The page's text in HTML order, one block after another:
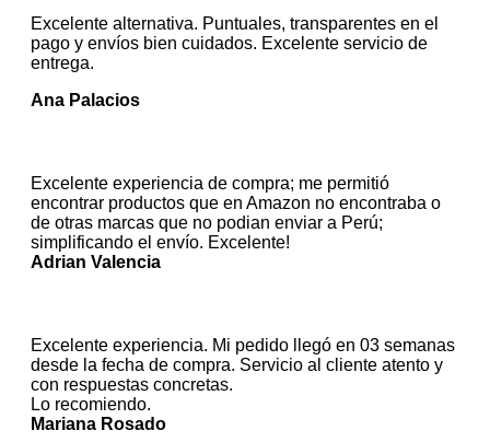
Excelente alternativa. Puntuales, transparentes en el
pago y envíos bien cuidados. Excelente servicio de
entrega.
Ana Palacios
Excelente experiencia de compra; me permitió
encontrar productos que en Amazon no encontraba o
de otras marcas que no podian enviar a Perú;
simplificando el envío. Excelente!
Adrian Valencia
Excelente experiencia. Mi pedido llegó en 03 semanas
desde la fecha de compra. Servicio al cliente atento y
con respuestas concretas.
Lo recomiendo.
Mariana Rosado